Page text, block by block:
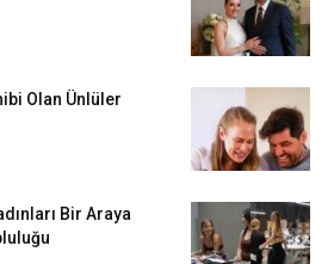
Olan Ünlüler
Bir Araya